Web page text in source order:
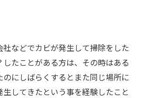
などでカビが発生して掃除をした
したことがある方は、その時はある
にしばらくするとまた同じ場所に
してきたという事を経験したこと